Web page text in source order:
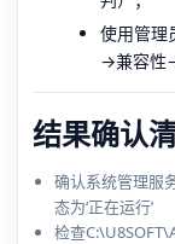
使用管理
→兼容性→
结果确认
确认系统管理服
态为‘正在运行’
检查